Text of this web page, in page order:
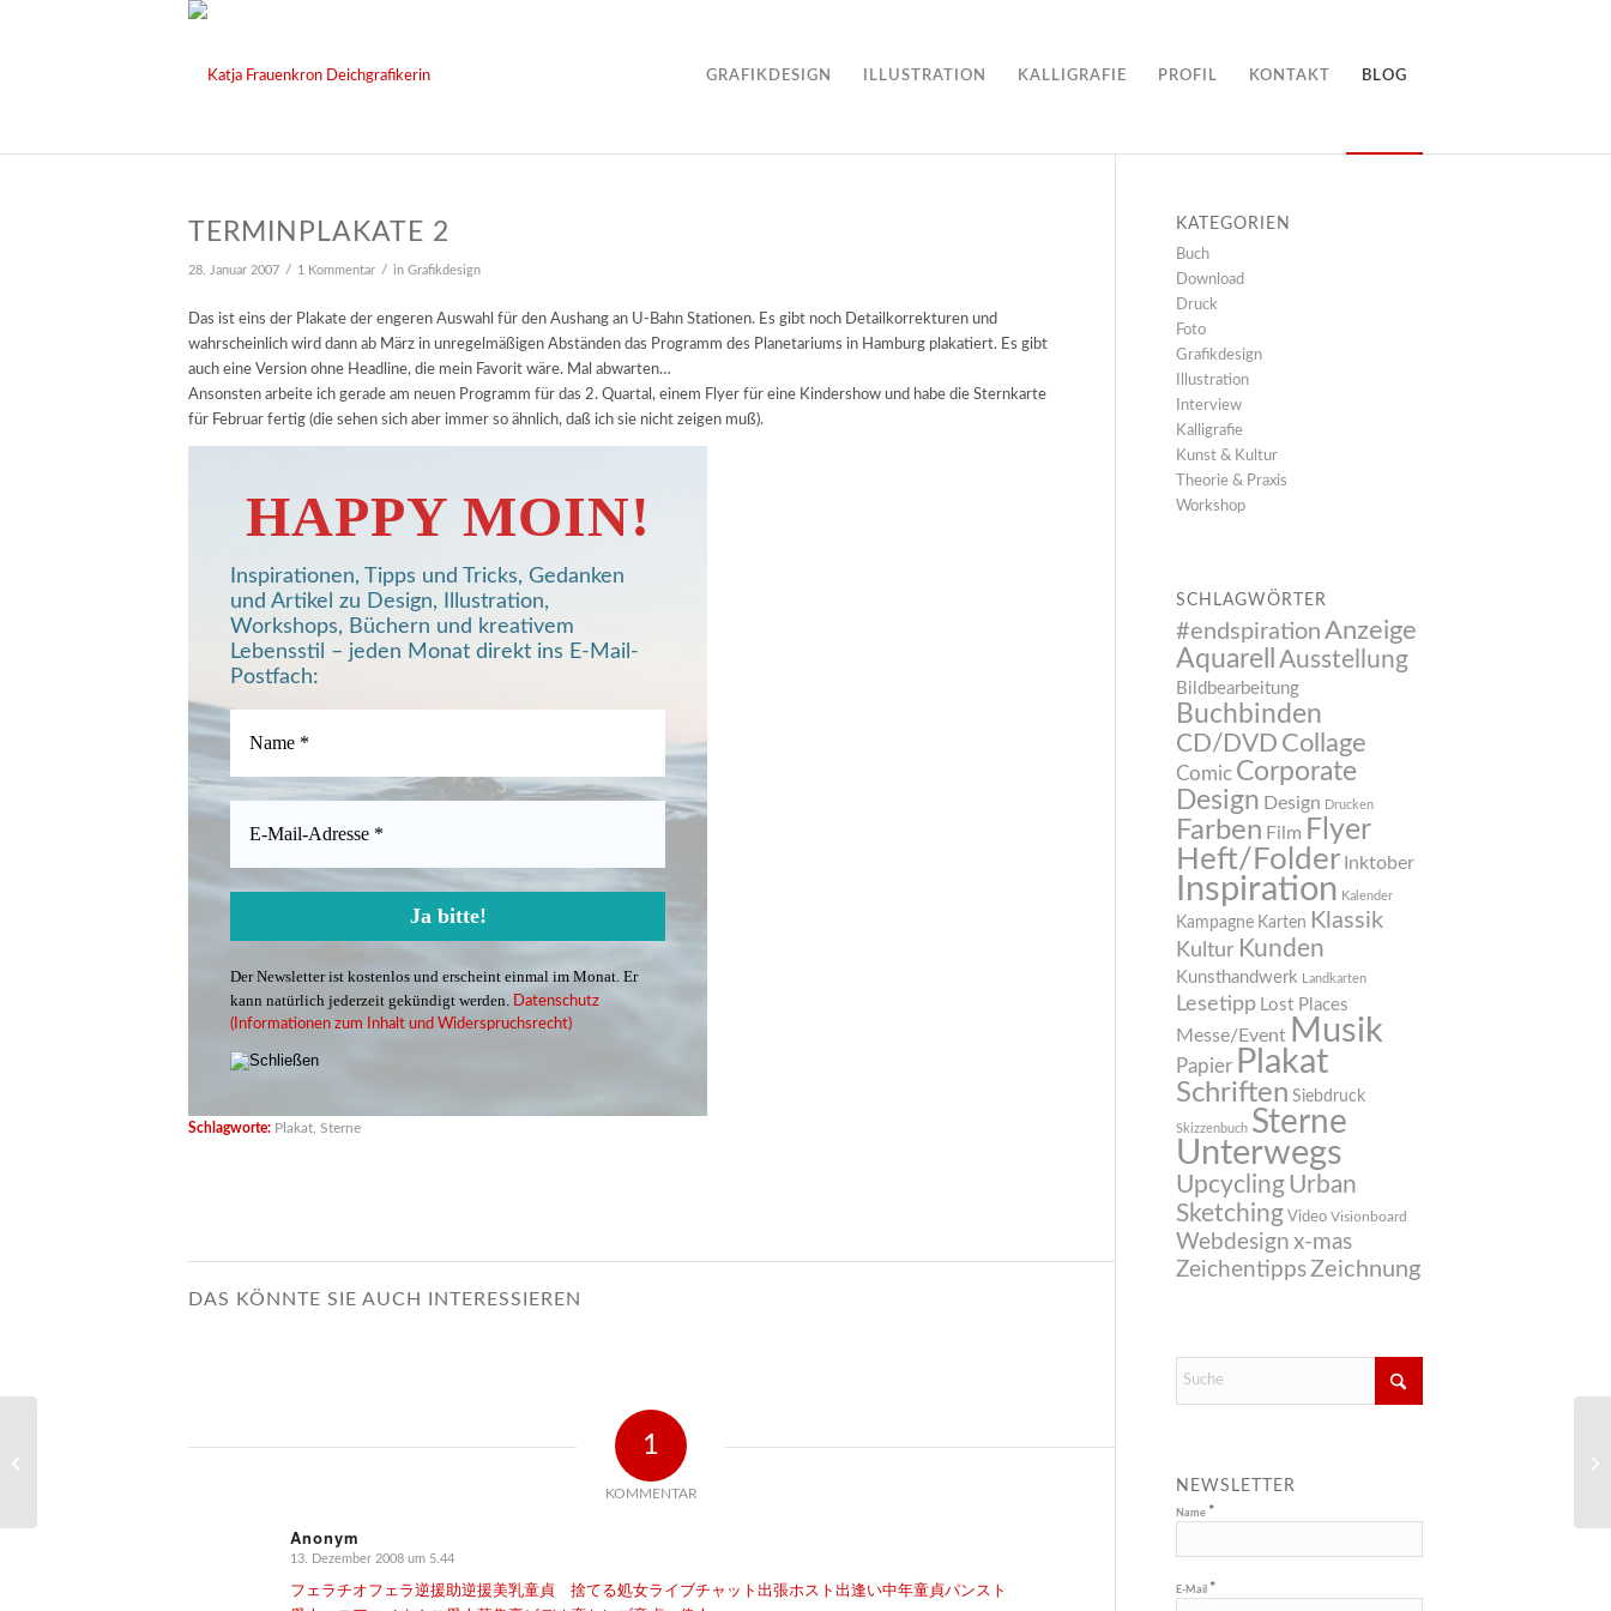
GRAFIKDESIGN ILLUSTRATION KALLIGRAFIE PROFIL KONTAKT BLOG
TERMINPLAKATE 2
28. Januar 2007 / 1 Kommentar / in Grafikdesign
Das ist eins der Plakate der engeren Auswahl für den Aushang an U-Bahn Stationen. Es gibt noch Detailkorrekturen und
wahrscheinlich wird dann ab März in unregelmäßigen Abständen das Programm des Planetariums in Hamburg plakatiert. Es gibt
auch eine Version ohne Headline, die mein Favorit wäre. Mal abwarten…
Ansonsten arbeite ich gerade am neuen Programm für das 2. Quartal, einem Flyer für eine Kindershow und habe die Sternkarte
für Februar fertig (die sehen sich aber immer so ähnlich, daß ich sie nicht zeigen muß).
HAPPY MOIN!
Inspirationen, Tipps und Tricks, Gedanken
und Artikel zu Design, Illustration,
Workshops, Büchern und kreativem
Lebensstil – jeden Monat direkt ins E-Mail-
Postfach:
Der Newsletter ist kostenlos und erscheint einmal im Monat. Er
kann natürlich jederzeit gekündigt werden.
Datenschutz
(Informationen zum Inhalt und Widerspruchsrecht)
Schlagworte: Plakat Sterne
DAS KÖNNTE SIE AUCH INTERESSIEREN
1
KOMMENTAR
Anonym
sagte:
13. Dezember 2008 um 5.44
フェラチオフェラ逆援助逆援美乳童貞 捨てる処女ライブチャット 出張ホスト 出逢い中年童貞パンスト
KATEGORIEN
Buch
Download
Druck
Foto
Grafikdesign
Illustration
Interview
Kalligrafie
Kunst & Kultur
Theorie & Praxis
Workshop
SCHLAGWÖRTER
#endspiration Anzeige
Aquarell
Ausstellung
Bildbearbeitung
Buchbinden
CD/DVD Collage
Comic Corporate
Design Design Drucken
Farben Film Flyer
Heft/Folder Inktober
Inspiration Kalender
Kampagne Karten Klassik
Kultur Kunden
Kunsthandwerk Landkarten
Lesetipp Lost Places
Messe/Event Musik
Papier Plakat
Schriften Siebdruck
Skizzenbuch Sterne
Unterwegs
Upcycling Urban
Sketching Video Visionboard
Webdesign x-mas
ZeichentippsZeichnung
NEWSLETTER
Name *
E-Mail *
Roger Cicero Folder Nr.